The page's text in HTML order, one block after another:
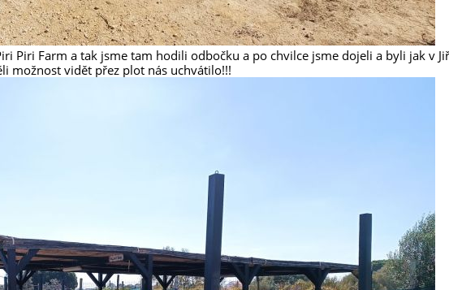
Piri Farm a tak jsme tam hodili odbočku a po chvilce jsme dojeli a byli jak v
možnost vidět přez plot nás uchvátilo!!!